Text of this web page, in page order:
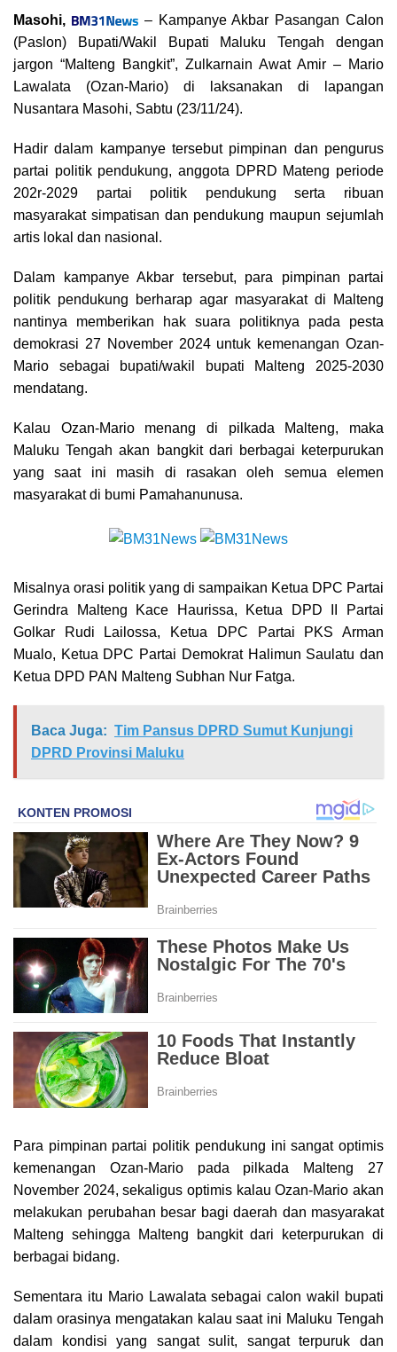
e
b
o
o
k
e
a
d
t
s
A
p
p
e
g
r
m
L
i
n
k
r
e
Masohi,
– Kampanye Akbar Pasangan Calon
(Paslon) Bupati/Wakil Bupati Maluku Tengah dengan
jargon “Malteng Bangkit”, Zulkarnain Awat Amir – Mario
Lawalata (Ozan-Mario) di laksanakan di lapangan
Nusantara Masohi, Sabtu (23/11/24).
Hadir dalam kampanye tersebut pimpinan dan pengurus
partai politik pendukung, anggota DPRD Mateng periode
202r-2029 partai politik pendukung serta ribuan
masyarakat simpatisan dan pendukung maupun sejumlah
artis lokal dan nasional.
Dalam kampanye Akbar tersebut, para pimpinan partai
politik pendukung berharap agar masyarakat di Malteng
nantinya memberikan hak suara politiknya pada pesta
demokrasi 27 November 2024 untuk kemenangan Ozan-
Mario sebagai bupati/wakil bupati Malteng 2025-2030
mendatang.
Kalau Ozan-Mario menang di pilkada Malteng, maka
Maluku Tengah akan bangkit dari berbagai keterpurukan
yang saat ini masih di rasakan oleh semua elemen
masyarakat di bumi Pamahanunusa.
Misalnya orasi politik yang di sampaikan Ketua DPC Partai
Gerindra Malteng Kace Haurissa, Ketua DPD II Partai
Golkar Rudi Lailossa, Ketua DPC Partai PKS Arman
Mualo, Ketua DPC Partai Demokrat Halimun Saulatu dan
Ketua DPD PAN Malteng Subhan Nur Fatga.
Baca Juga: Tim Pansus DPRD Sumut Kunjungi
DPRD Provinsi Maluku
Para pimpinan partai politik pendukung ini sangat optimis
kemenangan Ozan-Mario pada pilkada Malteng 27
November 2024, sekaligus optimis kalau Ozan-Mario akan
melakukan perubahan besar bagi daerah dan masyarakat
Malteng sehingga Malteng bangkit dari keterpurukan di
berbagai bidang.
Sementara itu Mario Lawalata sebagai calon wakil bupati
dalam orasinya mengatakan kalau saat ini Maluku Tengah
dalam kondisi yang sangat sulit, sangat terpuruk dan